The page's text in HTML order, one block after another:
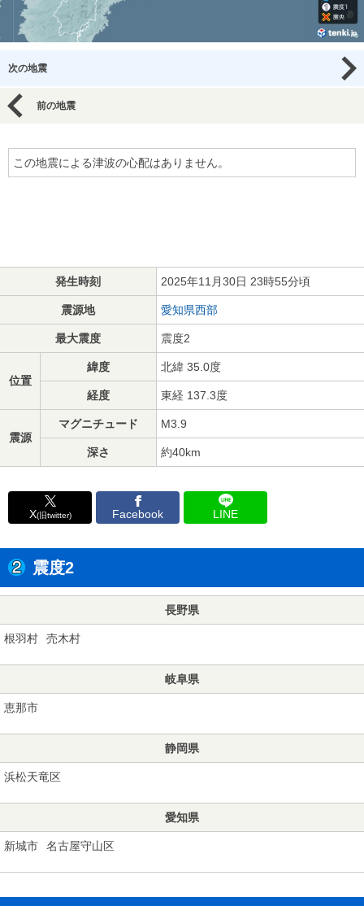
次の地震
前の地震
この地震による津波の心配はありません。
発生時刻 2025年11月30日 23時55分頃
震源地 愛知県西部
最大震度 震度2
位置
緯度 北緯 35.0度
経度 東経 137.3度
震源
マグニチュード M3.9
深さ 約40km
X(旧twitter) Facebook LINE
震度2
長野県
根羽村 売木村
岐阜県
恵那市
静岡県
浜松天竜区
愛知県
新城市 名古屋守山区